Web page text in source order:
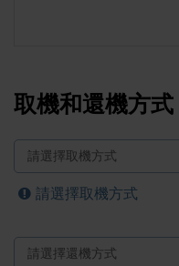
取機和還機方式
請選擇取機方式